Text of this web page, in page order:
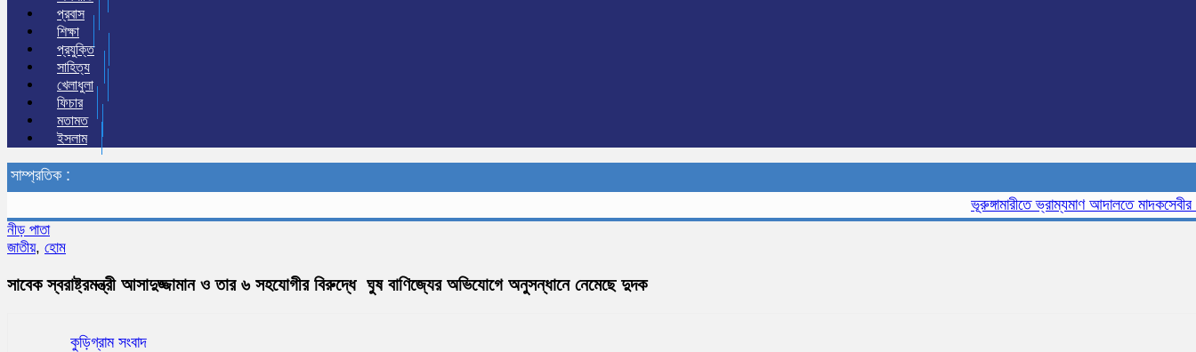
প্রবাস
শিক্ষা
প্রযুক্তি
সাহিত্য
খেলাধুলা
ফিচার
মতামত
ইসলাম
সাম্প্রতিক :
ভূরুঙ্গামারীতে ভ্রাম্যমাণ আদালতে মাদকসেবীর এক
নীড় পাতা
জাতীয়, হোম
সাবেক স্বরাষ্ট্রমন্ত্রী আসাদুজ্জামান ও তার ৬ সহযোগীর বিরুদ্ধে ঘুষ বাণিজ্যের অভিযোগে অনুসন্ধানে নেমেছে দুদক
কুড়িগ্রাম সংবাদ